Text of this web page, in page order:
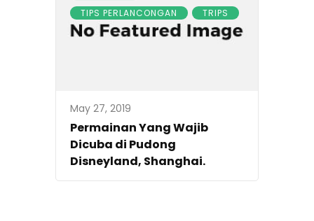
TIPS PERLANCONGAN
TRIPS
May 27, 2019
Permainan Yang Wajib
Dicuba di Pudong
Disneyland, Shanghai.